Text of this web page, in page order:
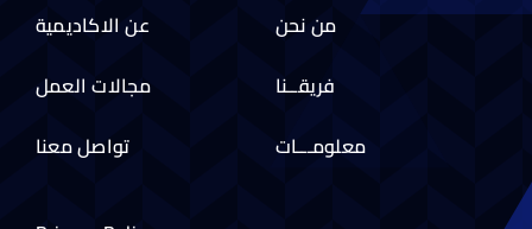
عن الاكاديمية
مجالات العمل
تواصل معنا
من نحن
فريقــنا
معلومـــات